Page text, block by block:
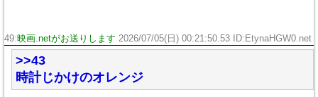
49:映画.netがお送りします 2026/07/05(日) 00:21:50.53 ID:EtynaHGW0.net
>>43
時計じかけのオレンジ